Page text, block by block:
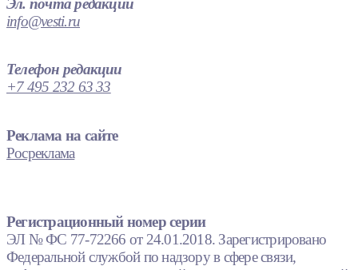
Эл. почта редакции
info@vesti.ru
Телефон редакции
+7 495 232 63 33
Реклама на сайте
Росреклама
Регистрационный номер серии
ЭЛ № ФС 77-72266 от 24.01.2018. Зарегистрировано
Федеральной службой по надзору в сфере связи,